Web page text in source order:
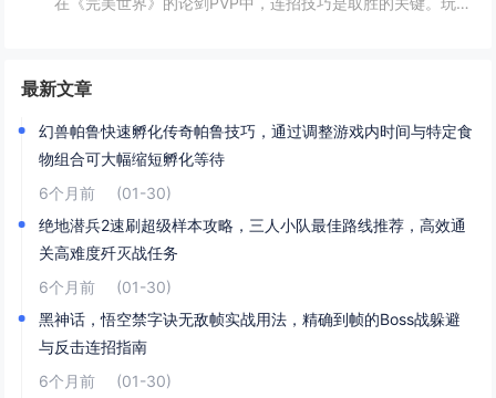
最新文章
幻兽帕鲁快速孵化传奇帕鲁技巧，通过调整游戏内时间与特定食
物组合可大幅缩短孵化等待
6个月前
(01-30)
绝地潜兵2速刷超级样本攻略，三人小队最佳路线推荐，高效通
关高难度歼灭战任务
6个月前
(01-30)
黑神话，悟空禁字诀无敌帧实战用法，精确到帧的Boss战躲避
与反击连招指南
6个月前
(01-30)